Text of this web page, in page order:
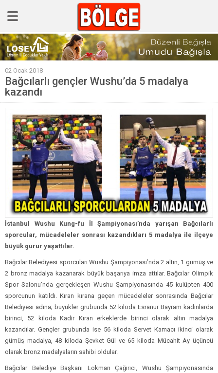
GÜNCEL
POLİTİKA
Polis & Adliye
SPOR
EKONOMİ
YAZARLAR
Sağlık & Yaşam
Kültür & Sanat
EĞİTİM
Müzik & Magazin
02 Ocak 2018
Bağcılarlı gençler Wushu’da 5 madalya
kazandı
İstanbul Wushu Kung-fu İl Şampiyonası’nda yarışan Bağcılarlı
sporcular, mücadeleler sonrası kazandıkları 5 madalya ile ilçeye
büyük gurur yaşattılar.
Bağcılar Belediyesi sporcuları Wushu Şampiyonası’nda 2 altın, 1 gümüş ve
2 bronz madalya kazanarak büyük başarıya imza attılar. Bağcılar Olimpik
Spor Salonu’nda gerçekleşen Wushu Şampiyonasında 45 kulüpten 400
sporcunun katıldı. Kıran kırana geçen mücadeleler sonrasında Bağcılar
Belediyesi adına; büyükler grubunda 52 kiloda Esranur Bayram kadınlarda
birinci, 52 kiloda Kadir Kıran erkeklerde birinci olarak altın madalya
kazandılar. Gençler grubunda ise 56 kiloda Servet Kamacı ikinci olarak
gümüş madalya, 48 kiloda Şevket Gül ve 65 kiloda Mücahit Ay üçüncü
olarak bronz madalyaların sahibi oldular.
Bağcılar Belediye Başkanı Lokman Çağırıcı, Wushu Şampiyonasında